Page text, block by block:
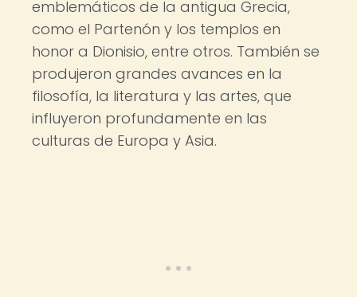
emblemáticos de la antigua Grecia,
como el Partenón y los templos en
honor a Dionisio, entre otros. También se
produjeron grandes avances en la
filosofía, la literatura y las artes, que
influyeron profundamente en las
culturas de Europa y Asia.